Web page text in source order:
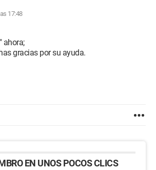
17:48
ahora;
gracias por su ayuda.
EN UNOS POCOS CLICS